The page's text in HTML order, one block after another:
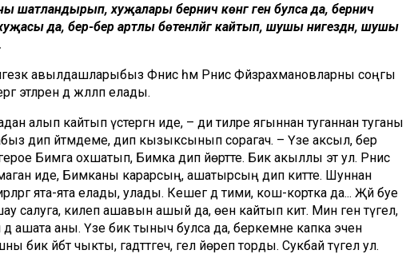
хуҗалары берничә көнгә генә булса да, берничә
да, бер-бер артлы бөтенләйгә кайтып, шушы нигездән, шушы
авылдашларыбыз Фәнис һәм Рәнис Фәйзрахмановларны соңгы
этләрен дә жәлләп елады.
алып кайтып үстергән иде, – ди әтиләре ягыннан туганнан туганы
дип әйтмәдеме, дип кызыксынып сорагач. – Үзе аксыл, бер
Бимга охшатып, Бимка дип йөртте. Бик акыллы эт ул. Рәнис
иде, Бимканы карарсың, ашатырсың дип китте. Шуннан
ята-ята елады, улады. Кешегә дә тими, кош-кортка да... Җәй буе
салуга, килеп ашавын ашый да, өенә кайтып китә. Мин генә түгел,
ашата аны. Үзе бик тыныч булса да, беркемне капка эченә
әйбәт чыкты, гадәттәгечә, гел йөреп торды. Сукбай түгел ул.